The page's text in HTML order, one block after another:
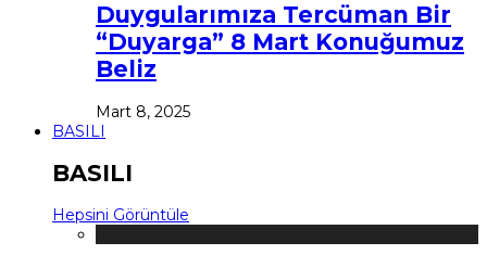
Duygularımıza Tercüman Bir
“Duyarga” 8 Mart Konuğumuz
Beliz
Mart 8, 2025
BASILI
BASILI
Hepsini Görüntüle